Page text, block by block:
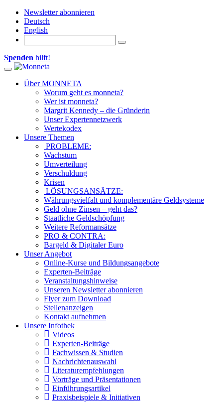
Newsletter abonnieren
Deutsch
English
Spenden hilft!
Toggle navigation
Über MONNETA
Worum geht es monneta?
Wer ist monneta?
Margrit Kennedy – die Gründerin
Unser Expertennetzwerk
Wertekodex
Unsere Themen
PROBLEME:
Wachstum
Umverteilung
Verschuldung
Krisen
LÖSUNGSANSÄTZE:
Währungsvielfalt und komplementäre Geldsysteme
Geld ohne Zinsen – geht das?
Staatliche Geldschöpfung
Weitere Reformansätze
PRO & CONTRA:
Bargeld & Digitaler Euro
Unser Angebot
Online-Kurse und Bildungsangebote
Experten-Beiträge
Veranstaltungshinweise
Unseren Newsletter abonnieren
Flyer zum Download
Stellenanzeigen
Kontakt aufnehmen
Unsere Infothek
Videos
Experten-Beiträge
Fachwissen & Studien
Nachrichtenauswahl
Literaturempfehlungen
Vorträge und Präsentationen
Einführungsartikel
Praxisbeispiele & Initiativen